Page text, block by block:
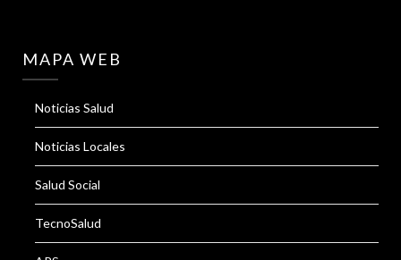
MAPA WEB
Noticias Salud
Noticias Locales
Salud Social
TecnoSalud